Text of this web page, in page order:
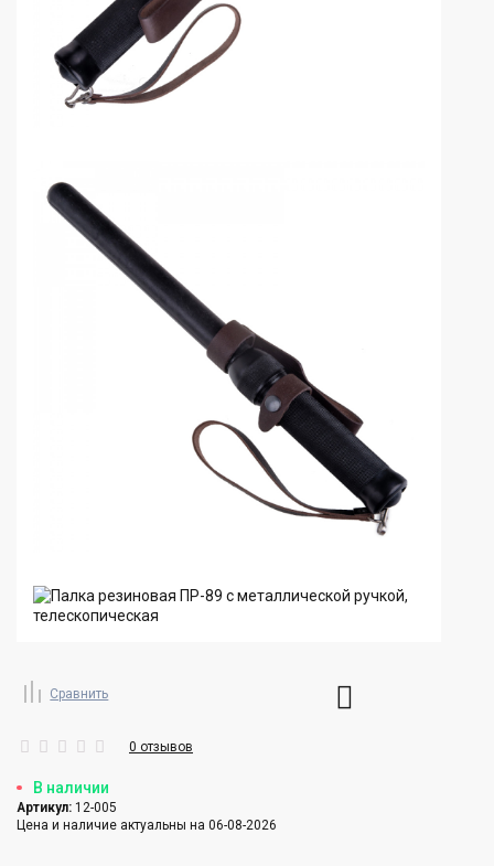
Сравнить
0 отзывов
В наличии
Артикул: 12-005
Цена и наличие актуальны на 06-08-2026